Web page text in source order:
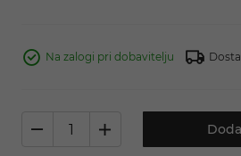
Na zalogi pri dobavitelju